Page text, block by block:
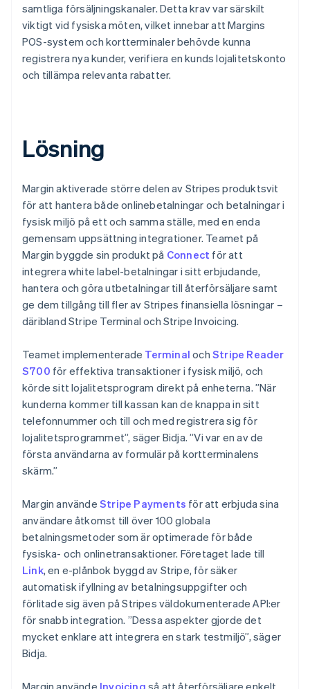
samtliga försäljningskanaler. Detta krav var särskilt
viktigt vid fysiska möten, vilket innebar att Margins
POS-system och kortterminaler behövde kunna
registrera nya kunder, verifiera en kunds lojalitetskonto
och tillämpa relevanta rabatter.
Lösning
Margin aktiverade större delen av Stripes produktsvit
för att hantera både onlinebetalningar och betalningar i
fysisk miljö på ett och samma ställe, med en enda
gemensam uppsättning integrationer. Teamet på
Margin byggde sin produkt på Connect för att
integrera white label-betalningar i sitt erbjudande,
hantera och göra utbetalningar till återförsäljare samt
ge dem tillgång till fler av Stripes finansiella lösningar –
däribland Stripe Terminal och Stripe Invoicing.
Teamet implementerade Terminal ochStripe Reader
S700 för effektiva transaktioner i fysisk miljö, och
körde sitt lojalitetsprogram direkt på enheterna. ”När
kunderna kommer till kassan kan de knappa in sitt
telefonnummer och till och med registrera sig för
lojalitetsprogrammet”, säger Bidja. ”Vi var en av de
första användarna av formulär på kortterminalens
skärm.”
Margin använde Stripe Payments för att erbjuda sina
användare åtkomst till över 100 globala
betalningsmetoder som är optimerade för både
fysiska- och onlinetransaktioner. Företaget lade till
Link, en e-plånbok byggd av Stripe, för säker
automatisk ifyllning av betalningsuppgifter och
förlitade sig även på Stripes väldokumenterade API:er
för snabb integration. ”Dessa aspekter gjorde det
mycket enklare att integrera en stark testmiljö”, säger
Bidja.
Margin använde Invoicing så att återförsäljare enkelt